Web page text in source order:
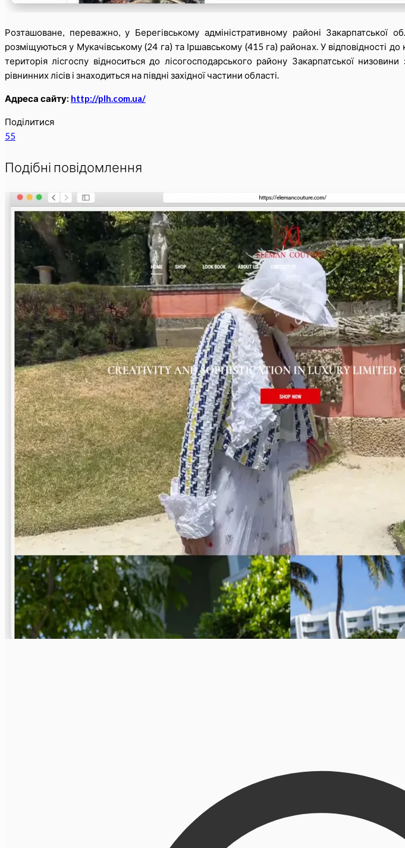
Розташоване, переважно, у Берегівському адміністративному районі Закарпатської
розміщуються у Мукачівському (24 га) та Іршавському (415 га) районах. У відповідності
територія лісгоспу відноситься до лісогосподарського району Закарпатської
рівнинних лісів і знаходиться на півдні західної частини області.
Адреса сайту: http://plh.com.ua/
Поділитися
55
Подібні повідомлення